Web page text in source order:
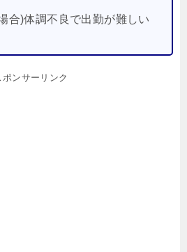
合)体調不良で出勤が難しい
ポンサーリンク